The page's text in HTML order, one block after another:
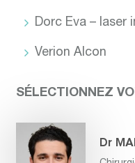
Dorc Eva – laser
Verion Alcon
SÉLECTIONNEZ
Dr